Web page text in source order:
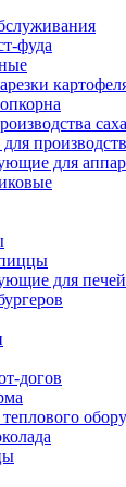
фуда
для
для
догов